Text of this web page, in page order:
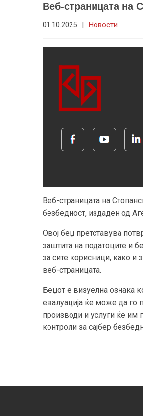
Веб-страницата на
01.10.2025 | Новости
Веб-страницата на
безбедност, издаден од
Овој беџ претставува
заштита на податоците и
за сите корисници, како и
веб-страницата.
Беџот е визуелна ознака
евалуација ќе може да го
производи и услуги ќе им
контроли за сајбер